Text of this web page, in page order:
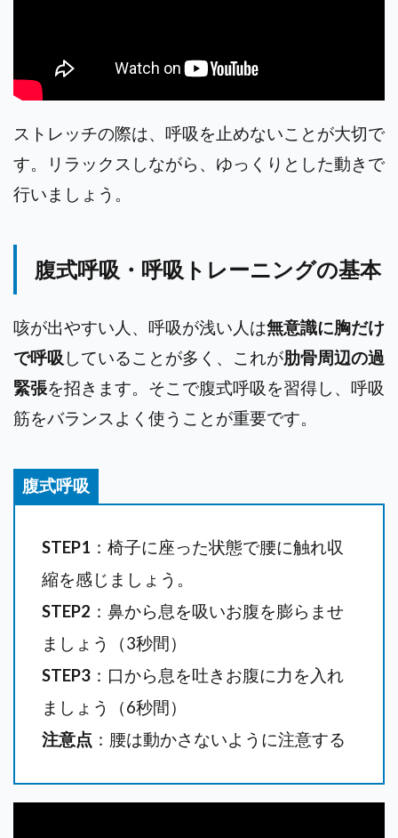
ストレッチの際は、呼吸を止めないことが大切で
す。リラックスしながら、ゆっくりとした動きで
行いましょう。
腹式呼吸・呼吸トレーニングの基本
咳が出やすい人、呼吸が浅い人は無意識に胸だけ
で呼吸 していることが多く、これが肋骨周辺の過
緊張を招きます。そこで腹式呼吸を習得し、呼吸
筋をバランスよく使うことが重要です。
腹式呼吸
STEP1 ：椅子に座った状態で腰に触れ収
縮を感じましょう。
STEP2 ：鼻から息を吸いお腹を膨らませ
ましょう（3秒間）
STEP3 ：口から息を吐きお腹に力を入れ
ましょう（6秒間）
注意点 ：腰は動かさないように注意する